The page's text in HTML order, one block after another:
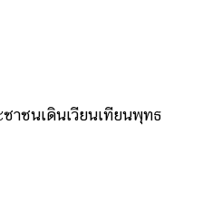
าชนเดินเวียนเทียนพุทธ